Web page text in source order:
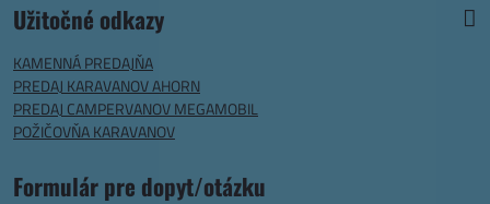
Užitočné odkazy
KAMENNÁ PREDAJŇA
PREDAJ KARAVANOV AHORN
PREDAJ CAMPERVANOV MEGAMOBIL
POŽIČOVŇA KARAVANOV
Formulár pre dopyt/otázku